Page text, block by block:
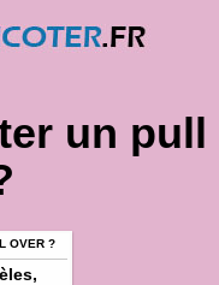
un pull
OVER ?